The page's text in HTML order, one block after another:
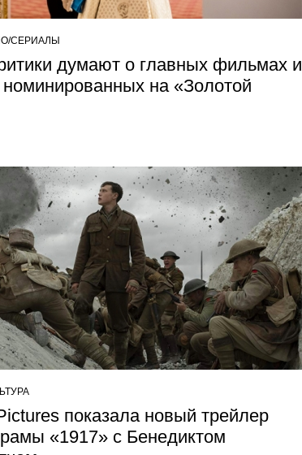
СЕРИАЛЫ
думают о главных фильмах и
номинированных на «Золотой
показала новый трейлер
«1917» с Бенедиктом